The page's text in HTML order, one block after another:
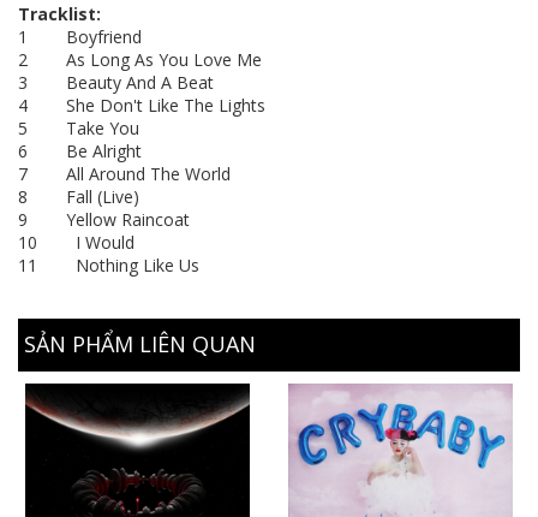
Tracklist:
1 Boyfriend
2 As Long As You Love Me
3 Beauty And A Beat
4 She Don't Like The Lights
5 Take You
6 Be Alright
7 All Around The World
8 Fall (Live)
9 Yellow Raincoat
10 I Would
11 Nothing Like Us
SẢN PHẨM LIÊN QUAN